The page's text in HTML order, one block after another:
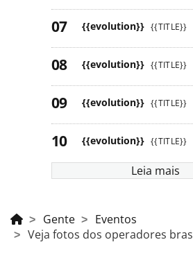
{{evolution}} {{TITLE}}
{{evolution}} {{TITLE}}
{{evolution}} {{TITLE}}
{{evolution}} {{TITLE}}
Leia mais
Gente
Eventos
Veja fotos dos operadores